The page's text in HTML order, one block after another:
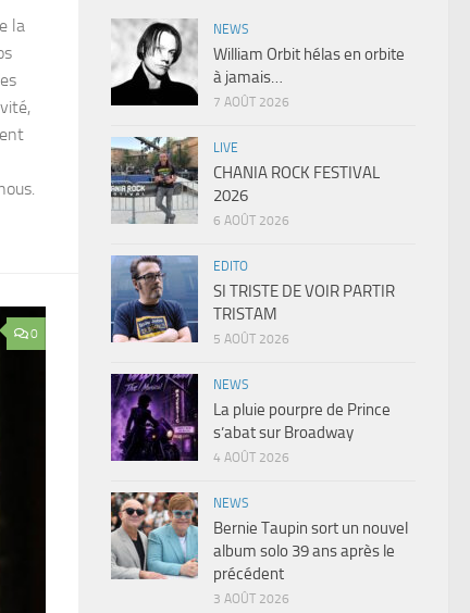
la
0
NEWS
William Orbit hélas en orbite
à jamais…
7 AOÛT 2026
LIVE
CHANIA ROCK FESTIVAL
2026
6 AOÛT 2026
EDITO
SI TRISTE DE VOIR PARTIR
TRISTAM
5 AOÛT 2026
NEWS
La pluie pourpre de Prince
s’abat sur Broadway
4 AOÛT 2026
NEWS
Bernie Taupin sort un nouvel
album solo 39 ans après le
précédent
3 AOÛT 2026